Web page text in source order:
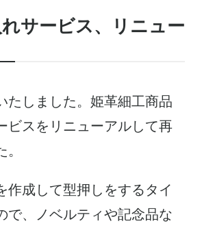
サービス、リニュー
たしました。姫革細工商品
ビスをリニューアルして再
作成して型押しをするタイ
で、ノベルティや記念品な